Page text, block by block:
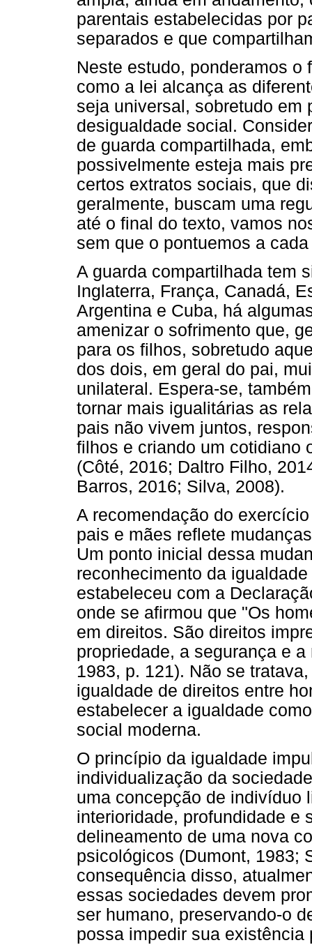
parentais estabelecidas por
separados e que
Neste estudo, ponderamos o
como a lei alcança as
seja universal, sobretudo em
desigualdade social.
de guarda compartilhada,
possivelmente esteja mais
certos extratos sociais, que
geralmente, buscam uma
até o final do texto, vamos
sem que o pontuemos a
A guarda compartilhada tem
Inglaterra, França, Canadá,
Argentina e Cuba, há
amenizar o sofrimento que,
para os filhos, sobretudo
dos dois, em geral do pai,
unilateral. Espera-se,
tornar mais igualitárias as
pais não vivem juntos,
filhos e criando um cotidiano
(Côté, 2016; Daltro Filho,
Barros, 2016; Silva, 2008).
A recomendação do
pais e mães reflete
Um ponto inicial dessa
reconhecimento da
estabeleceu com a
onde se afirmou que "Os
em direitos. São direitos
propriedade, a segurança e
1983, p. 121). Não se
igualdade de direitos entre
estabelecer a igualdade
social moderna.
O princípio da igualdade
individualização da
uma concepção de indivíduo
interioridade, profundidade e
delineamento de uma nova
psicológicos (Dumont, 1983;
consequência disso,
essas sociedades devem
ser humano, preservando-o
possa impedir sua existência